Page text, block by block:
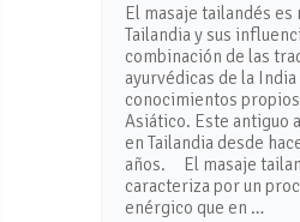
El masaje tailandés es
Tailandia y sus
combinación de las
ayurvédicas de la India
conocimientos
Asiático. Este antiguo
en Tailandia desde
años. El masaje
caracteriza por un
enérgico que en …